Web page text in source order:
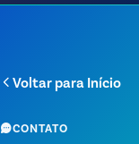
Voltar para Início
CONTATO